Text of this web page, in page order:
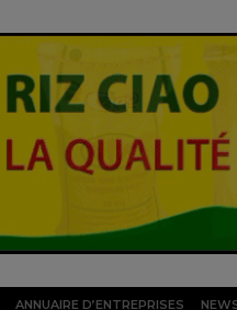
ANNUAIRE D’ENTREPRISES